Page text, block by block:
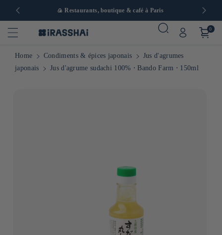
Europe 🍙 Restaurants, boutique & café à Paris
0
Home Condiments & épices japonais
Jus d'agrumes
japonais
Jus d'agrume sudachi 100% ⋅ Bando Farm ⋅ 150ml